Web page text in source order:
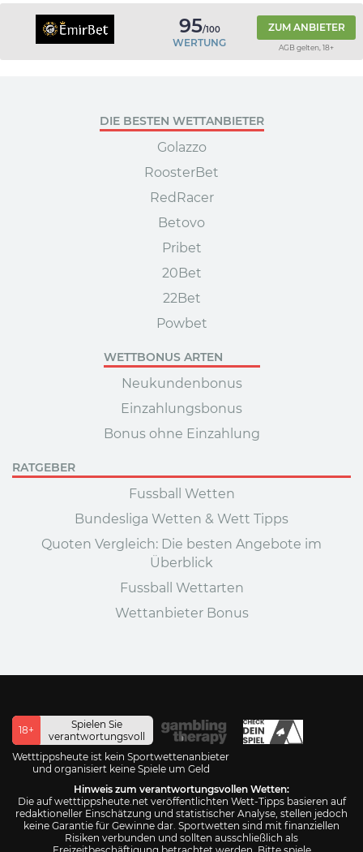
95/100
WERTUNG
ZUM ANBIETER
AGB gelten, 18+
DIE BESTEN WETTANBIETER
Golazzo
RoosterBet
RedRacer
Betovo
Pribet
20Bet
22Bet
Powbet
WETTBONUS ARTEN
Neukundenbonus
Einzahlungsbonus
Bonus ohne Einzahlung
RATGEBER
Fussball Wetten
Bundesliga Wetten & Wett Tipps
Quoten Vergleich: Die besten Angebote im
Überblick
Fussball Wettarten
Wettanbieter Bonus
18+
Spielen Sie
verantwortungsvoll
Wetttippsheute ist kein Sportwettenanbieter
und organisiert keine Spiele um Geld
Hinweis zum verantwortungsvollen Wetten:
Die auf wetttippsheute.net veröffentlichten Wett-Tipps basieren auf
redaktioneller Einschätzung und statistischer Analyse, stellen jedoch
keine Garantie für Gewinne dar. Sportwetten sind mit finanziellen
Risiken verbunden und sollten ausschließlich als